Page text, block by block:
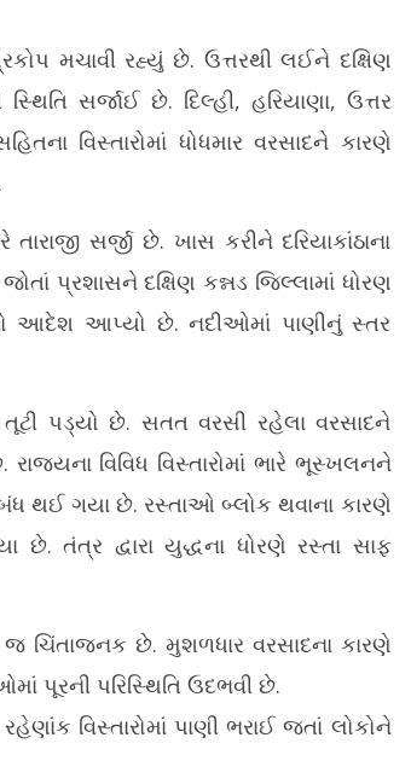
વધુ વિકેટ
July
8,
2026
મચાવી રહ્યું છે. ઉત્તરથી લઈને દક્ષિણ
સર્જાઈ છે. દિલ્હી, હરિયાણા, ઉત્તર
વિસ્તારોમાં ધોધમાર વરસાદને કારણે
સર્જી છે. ખાસ કરીને દરિયાકાંઠાના
પ્રશાસને દક્ષિણ કન્નડ જિલ્લામાં ધોરણ
આદેશ આપ્યો છે. નદીઓમાં પાણીનું સ્તર
પડ્યો છે. સતત વરસી રહેલા વરસાદને
વિવિધ વિસ્તારોમાં ભારે ભૂસ્ખલનને
થઈ ગયા છે. રસ્તાઓ બ્લોક થવાના કારણે
તંત્ર દ્વારા યુદ્ધના ધોરણે રસ્તા સાફ
ચિંતાજનક છે. મુશળધાર વરસાદના કારણે
પૂરની પરિસ્થિતિ ઉદભવી છે.
વિસ્તારોમાં પાણી ભરાઈ જતાં લોકોને